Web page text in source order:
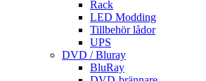
Rack
LED Modding
Tillbehör lådor
UPS
DVD / Bluray
BluRay